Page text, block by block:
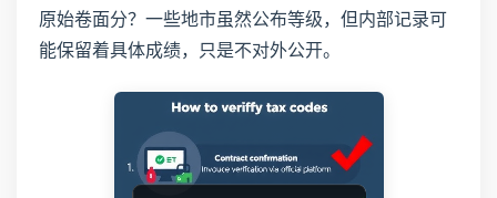
原始卷面分？一些地市虽然公布等级，但内部记录可
能保留着具体成绩，只是不对外公开。